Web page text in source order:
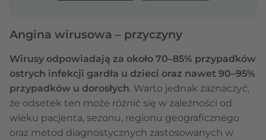
Angina wirusowa – przyczyny
Wirusy odpowiadają za około 70–85% przypadków
ostrych infekcji gardła u dzieci oraz nawet 90–95%
przypadków u dorosłych. Warto jednak zaznaczyć,
że odsetek ten może różnić się w zależności od
wieku pacjenta, sezonu, regionu geograficznego
oraz metod diagnostycznych zastosowanych w